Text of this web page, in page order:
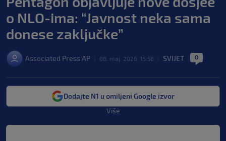
o NLO-ima: “Javnost neka sama
donese zaključke”
Associated Press AP 08. maj. 2026. 15:58 SVIJET 0
Dodajte N1 u omiljeni Google izvor
Više